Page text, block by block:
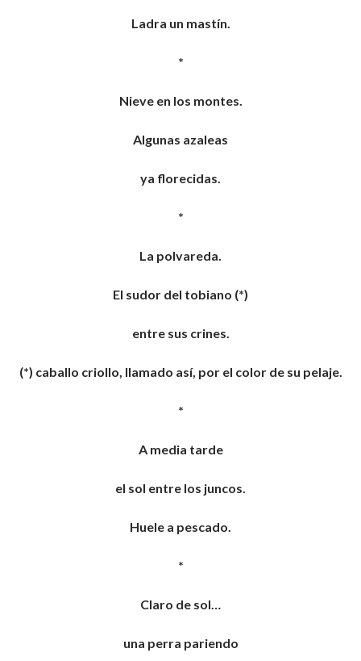
Ladra un mastín.
*
Nieve en los montes.
Algunas azaleas
ya florecidas.
*
La polvareda.
El sudor del tobiano (*)
entre sus crines.
(*) caballo criollo, llamado así, por el color de su pelaje.
*
A media tarde
el sol entre los juncos.
Huele a pescado.
*
Claro de sol…
una perra pariendo